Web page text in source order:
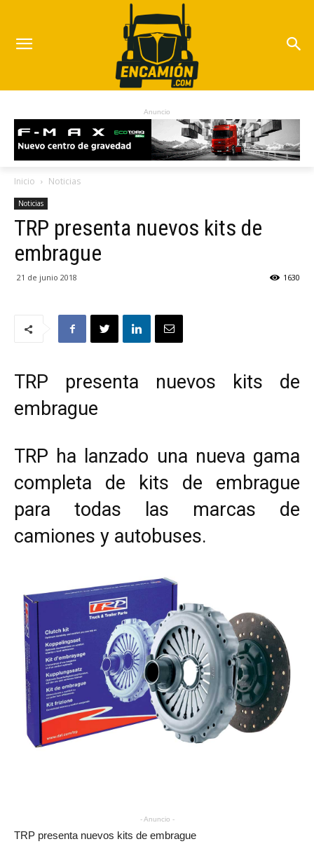
Anuncio
Inicio Noticias
Noticias
TRP presenta nuevos kits de
embrague
21 de junio 2018 1630
TRP presenta nuevos kits de
embrague
TRP ha lanzado una nueva gama
completa de kits de embrague
para todas las marcas de
camiones y autobuses.
- Anuncio -
TRP presenta nuevos kits de embrague